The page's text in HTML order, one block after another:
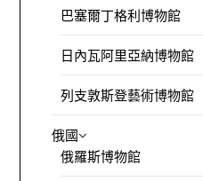
巴塞爾丁格利博物館
日內瓦阿里亞納博物館
列支敦斯登藝術博物館
俄國
俄羅斯博物館